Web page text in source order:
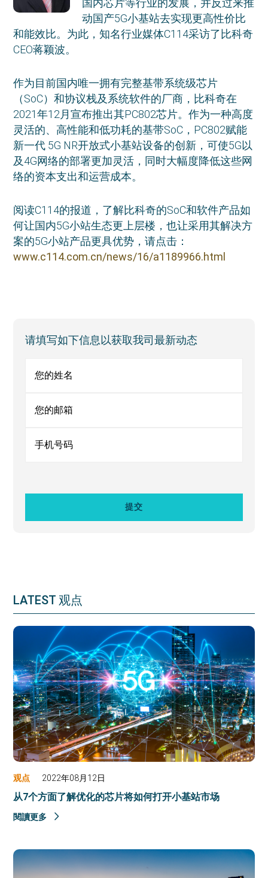
国内芯片等行业的发展，并反过来推
动国产5G小基站去实现更高性价比
和能效比。为此，知名行业媒体C114采访了比科奇
CEO蒋颖波。
作为目前国内唯一拥有完整基带系统级芯片
（SoC）和协议栈及系统软件的厂商，比科奇在
2021年12月宣布推出其PC802芯片。作为一种高度
灵活的、高性能和低功耗的基带SoC，PC802赋能
新一代 5G NR开放式小基站设备的创新，可使5G以
及4G网络的部署更加灵活，同时大幅度降低这些网
络的资本支出和运营成本。
阅读C114的报道，了解比科奇的SoC和软件产品如
何让国内5G小站生态更上层楼，也让采用其解决方
案的5G小站产品更具优势，请点击：
www.c114.com.cn/news/16/a1189966.html
Sidebar
请填写如下信息以获取我司最新动态
LATEST 观点
观点 2022年08月12日
从7个方面了解优化的芯片将如何打开小基站市场
閱讀更多